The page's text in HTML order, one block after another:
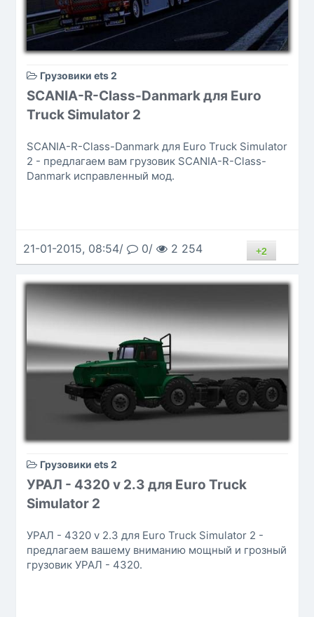
Грузовики ets 2
SCANIA-R-Class-Danmark для Euro
Truck Simulator 2
SCANIA-R-Class-Danmark для Euro Truck Simulator
2 - предлагаем вам грузовик SCANIA-R-Class-
Danmark исправленный мод.
21-01-2015, 08:54/ 0/ 2 254 +2
Грузовики ets 2
УРАЛ - 4320 v 2.3 для Euro Truck
Simulator 2
УРАЛ - 4320 v 2.3 для Euro Truck Simulator 2 -
предлагаем вашему вниманию мощный и грозный
грузовик УРАЛ - 4320.